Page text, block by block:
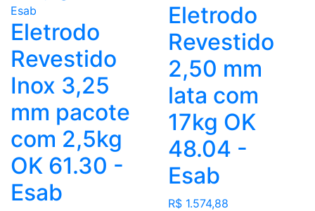
Eletrodo
Revestido
Inox 3,25
mm pacote
com 2,5kg
OK 61.30 -
Esab
Eletrodo
Revestido
2,50 mm
lata com
17kg OK
48.04 -
Esab
R$ 1.574,88